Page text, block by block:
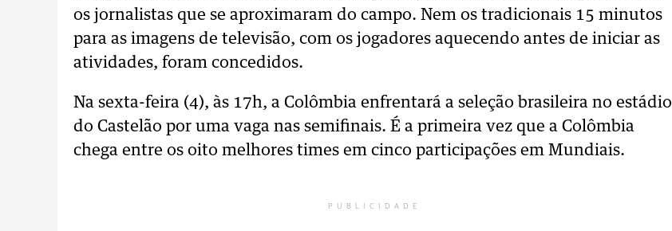
os jornalistas que se aproximaram do campo. Nem os tradicionais 15 minutos
para as imagens de televisão, com os jogadores aquecendo antes de iniciar as
atividades, foram concedidos.
Na sexta-feira (4), às 17h, a Colômbia enfrentará a seleção brasileira no estádio
do Castelão por uma vaga nas semifinais. É a primeira vez que a Colômbia
chega entre os oito melhores times em cinco participações em Mundiais.
PUBLICIDADE